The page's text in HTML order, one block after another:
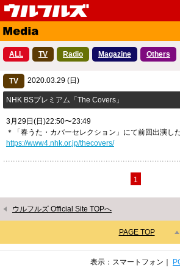
Top
Media Live
Profile
Fanclub
Contact Link
ALL TV Radio Magazine Others
TV 2020.03.29 (日)
NHK BSプレミアム「The Covers」
3月29日(日)22:50〜23:49
＊「春うた・カバーセレクション」にて前回出演し
https://www4.nhk.or.jp/thecovers/
1
ウルフルズ Official Site TOPへ
PAGE TOP
表示：スマートフォン｜